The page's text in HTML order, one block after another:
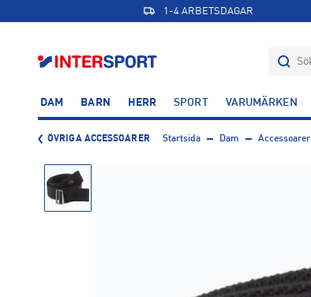
1-4 ARBETSDAGAR
DAM BARN HERR SPORT VARUMÄRKEN
ÖVRIGA ACCESSOARER Startsida Dam Accessoarer